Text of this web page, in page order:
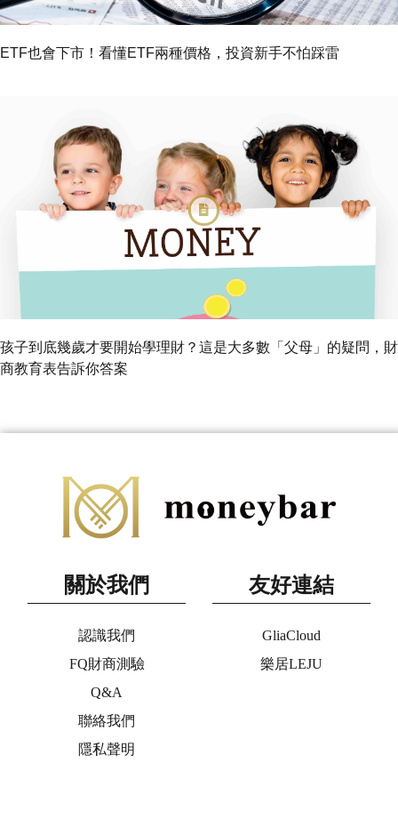
ETF也會下市！看懂ETF兩種價格，投資新手不怕踩雷
孩子到底幾歲才要開始學理財？這是大多數「父母」的疑問，財
商教育表告訴你答案
關於我們
認識我們
FQ財商測驗
Q&A
聯絡我們
隱私聲明
友好連結
GliaCloud
樂居LEJU